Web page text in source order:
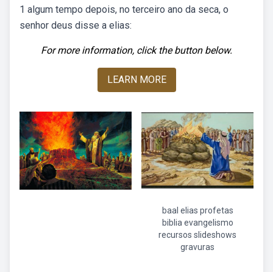
1 algum tempo depois, no terceiro ano da seca, o
senhor deus disse a elias:
For more information, click the button below.
LEARN MORE
baal elias profetas
biblia evangelismo
recursos slideshows
gravuras